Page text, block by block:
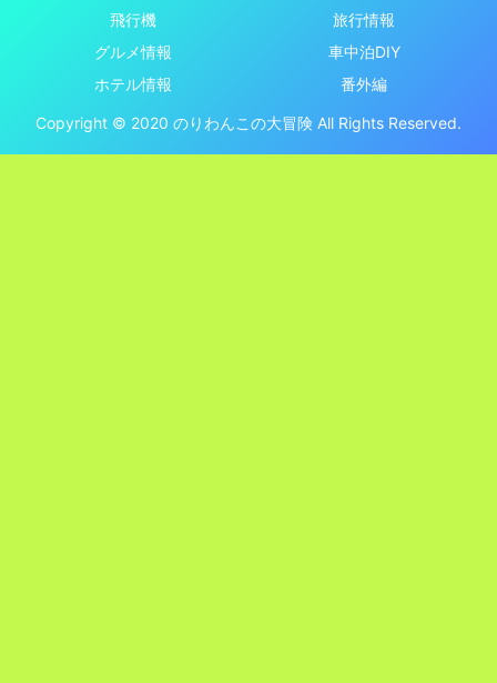
飛行機
旅行情報
グルメ情報
車中泊DIY
ホテル情報
番外編
Copyright © 2020 のりわんこの大冒険 All Rights Reserved.